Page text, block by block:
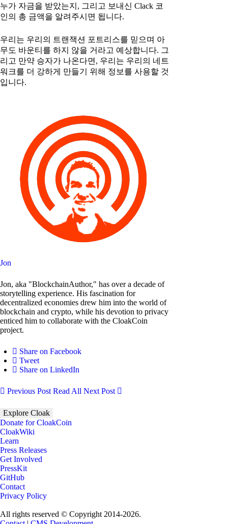
누가 자금을 받았는지, 그리고 보내신 Clack 코
인의 총 금액을 알려주시면 됩니다.
우리는 우리의 트랜잭션 포트리스를 믿으며 아
무도 바운티를 하지 않을 거라고 예상합니다. 그
리고 만약 승자가 나온다면, 우리는 우리의 네트
워크를 더 강하게 만들기 위해 정보를 사용할 것
입니다.
Jon
Jon, aka "BlockchainAuthor," has over a decade of
storytelling experience. His fascination for
decentralized economies drew him into the world of
blockchain and crypto, while his devotion to privacy
enticed him to collaborate with the CloakCoin
project.
Share on Facebook
Tweet
Share on LinkedIn
Previous Post Read All Next Post
Explore Cloak
Donate for CloakCoin
CloakWiki
Learn
Press Releases
Get Involved
PressKit
GitHub
Contact
Privacy Policy
All rights reserved © Copyright 2014-2026.